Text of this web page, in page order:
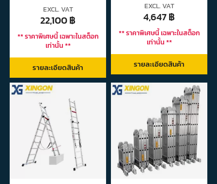
EXCL. VAT
22,100฿
** ราคาพิเศษนี้ เฉพาะในสต็อก
เท่านั้น **
รายละเอียดสินค้า
EXCL. VAT
4,647฿
** ราคาพิเศษนี้ เฉพาะในสต็อก
เท่านั้น **
รายละเอียดสินค้า